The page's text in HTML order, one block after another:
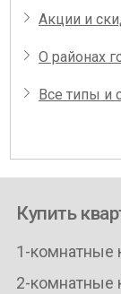
Акции и
О районах
Все типы и
Купить
1-комнатные
2-комнатные